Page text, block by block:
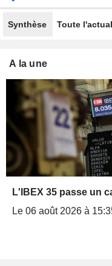
Synthèse Toute
A la une
L'IBEX 35 passe un
Le 06 août 2026 à